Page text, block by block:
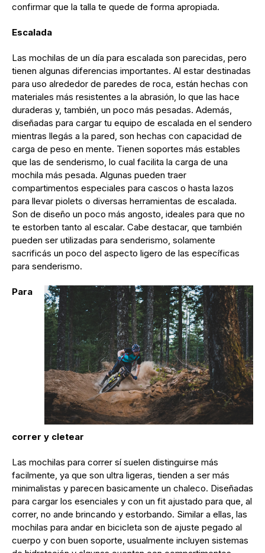
confirmar que la talla te quede de forma apropiada.
Escalada
Las mochilas de un día para escalada son parecidas, pero
tienen algunas diferencias importantes. Al estar destinadas
para uso alrededor de paredes de roca, están hechas con
materiales más resistentes a la abrasión, lo que las hace
duraderas y, también, un poco más pesadas. Además,
diseñadas para cargar tu equipo de escalada en el sendero
mientras llegás a la pared, son hechas con capacidad de
carga de peso en mente. Tienen soportes más estables
que las de senderismo, lo cual facilita la carga de una
mochila más pesada. Algunas pueden traer
compartimentos especiales para cascos o hasta lazos
para llevar piolets o diversas herramientas de escalada.
Son de diseño un poco más angosto, ideales para que no
te estorben tanto al escalar. Cabe destacar, que también
pueden ser utilizadas para senderismo, solamente
sacrificás un poco del aspecto ligero de las específicas
para senderismo.
Para
correr y cletear
Las mochilas para correr sí suelen distinguirse más
facilmente, ya que son ultra ligeras, tienden a ser más
minimalistas y parecen basicamente un chaleco. Diseñadas
para cargar los esenciales y con un fit ajustado para que, al
correr, no ande brincando y estorbando. Similar a ellas, las
mochilas para andar en bicicleta son de ajuste pegado al
cuerpo y con buen soporte, usualmente incluyen sistemas